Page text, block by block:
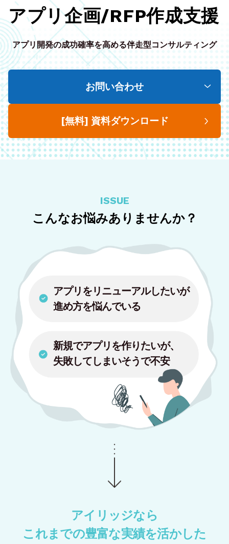
アプリ企画/RFP作成支援
アプリ開発の成功確率を高める伴走型コンサルティング
お問い合わせ
[無料] 資料ダウンロード
ISSUE
こんなお悩みありませんか？
アプリをリニューアルしたいが
進め方を悩んでいる
新規でアプリを作りたいが、
失敗してしまいそうで不安
アイリッジなら
これまでの豊富な実績を活かした